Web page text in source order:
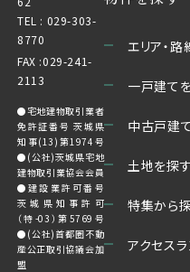
TEL : 029-303-
8770
FAX :029-241-
2113
●宅地建物取引業者
免許証番号 茨城県
知事(13)第1974号
●(公社)茨城県宅地
建物取引業協会会員
●建設業許可番号
茨城県知事許可
（特-03）第5769号
●(公社)首都圏不動
産公正取引協議会加
盟
エリア・
一戸建て
中古戸建
土地を探す
特集から
アクセス